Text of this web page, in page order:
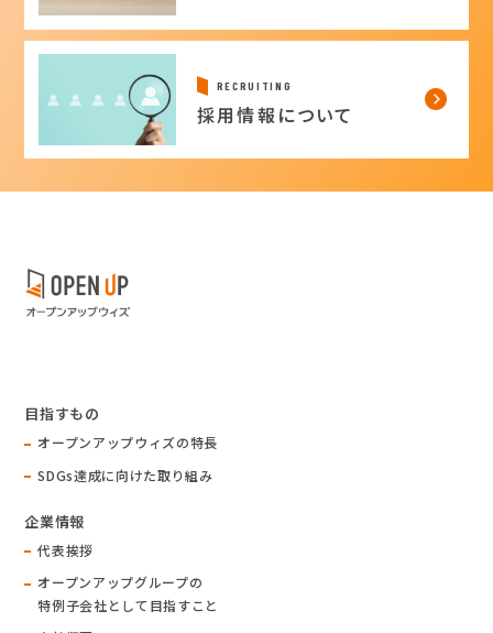
RECRUITING
採用情報について
目指すもの
オープンアップウィズの特長
SDGs達成に向けた取り組み
企業情報
代表挨拶
オープンアップグループの
特例子会社として目指すこと